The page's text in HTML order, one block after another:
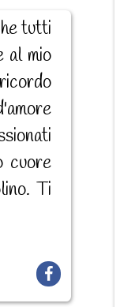
tutti
al mio
cuore
Ti